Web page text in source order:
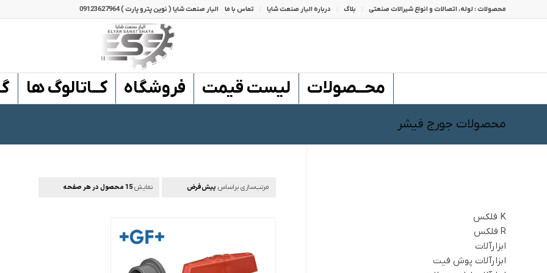
محصولات : لوله، اتصالات و انواع شیرالات صنعتی بلاگ درباره الیار صنعت شایا تماس با ما الیار صنعت شایا ( نوین پترو پارت ) 09123627964
محــصولات لیست قیمت فروشگاه کــاتالوگ ها
محصولات جورج فیشر
مرتب‌سازی براساس پیش‌فرض نمایش15 محصول در هر صفحه
K فلکس
R فلکس
ابزارآلات
ابزارآلات پوش فیت